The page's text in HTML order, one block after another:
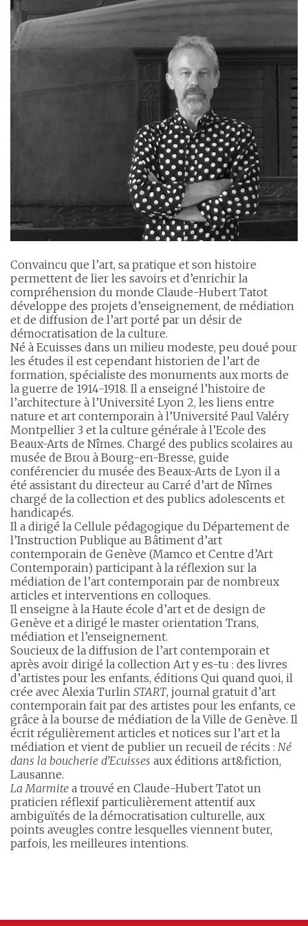
Convaincu que l’art, sa pratique et son histoire
permettent de lier les savoirs et d’enrichir la
compréhension du monde Claude-Hubert Tatot
développe des projets d’enseignement, de médiation
et de diffusion de l’art porté par un désir de
démocratisation de la culture.
Né à Ecuisses dans un milieu modeste, peu doué pour
les études il est cependant historien de l’art de
formation, spécialiste des monuments aux morts de
la guerre de 1914-1918. Il a enseigné l’histoire de
l’architecture à l’Université Lyon 2, les liens entre
nature et art contemporain à l’Université Paul Valéry
Montpellier 3 et la culture générale à l’Ecole des
Beaux-Arts de Nîmes. Chargé des publics scolaires au
musée de Brou à Bourg-en-Bresse, guide
conférencier du musée des Beaux-Arts de Lyon il a
été assistant du directeur au Carré d’art de Nîmes
chargé de la collection et des publics adolescents et
handicapés.
Il a dirigé la Cellule pédagogique du Département de
l’Instruction Publique au Bâtiment d’art
contemporain de Genève (Mamco et Centre d’Art
Contemporain) participant à la réflexion sur la
médiation de l’art contemporain par de nombreux
articles et interventions en colloques.
Il enseigne à la Haute école d’art et de design de
Genève et a dirigé le master orientation Trans,
médiation et l’enseignement.
Soucieux de la diffusion de l’art contemporain et
après avoir dirigé la collection Art y es-tu : des livres
d’artistes pour les enfants, éditions Qui quand quoi, il
crée avec Alexia Turlin START, journal gratuit d’art
contemporain fait par des artistes pour les enfants, ce
grâce à la bourse de médiation de la Ville de Genève. Il
écrit régulièrement articles et notices sur l’art et la
médiation et vient de publier un recueil de récits : Né
dans la boucherie d’Ecuisses aux éditions art&fiction,
Lausanne.
La Marmite a trouvé en Claude-Hubert Tatot un
praticien réflexif particulièrement attentif aux
ambiguïtés de la démocratisation culturelle, aux
points aveugles contre lesquelles viennent buter,
parfois, les meilleures intentions.